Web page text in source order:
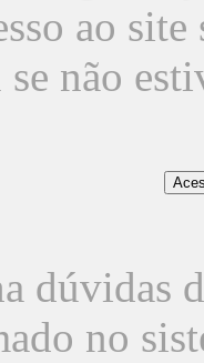
ao
se não
dúvidas
no